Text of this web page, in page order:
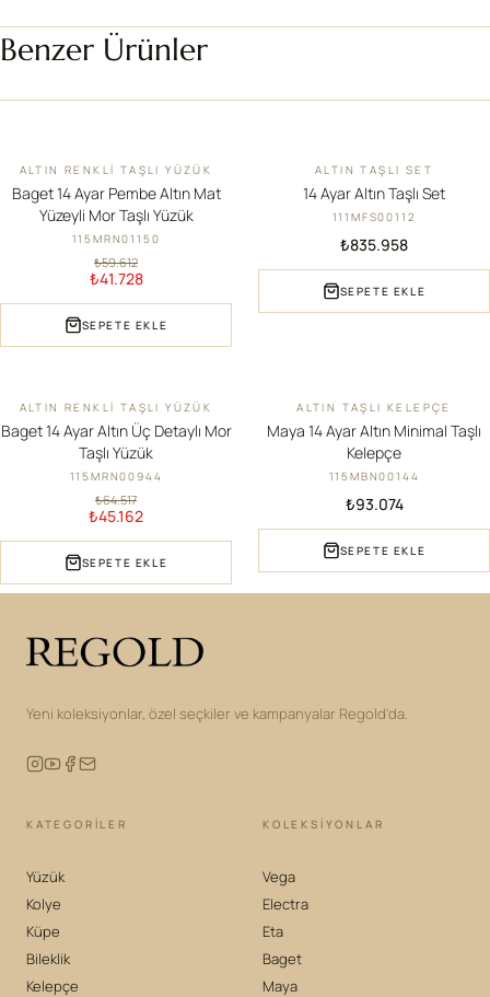
Benzer Ürünler
İNDIRIM
ALTIN RENKLI TAŞLI YÜZÜK
Baget 14 Ayar Pembe Altın Mat
Yüzeyli Mor Taşlı Yüzük
115MRN01150
₺59.612
₺41.728
SEPETE EKLE
ALTIN TAŞLI SET
14 Ayar Altın Taşlı Set
111MFS00112
₺835.958
SEPETE EKLE
İNDIRIM
ALTIN RENKLI TAŞLI YÜZÜK
Baget 14 Ayar Altın Üç Detaylı Mor
Taşlı Yüzük
115MRN00944
₺64.517
₺45.162
SEPETE EKLE
YENI
ALTIN TAŞLI KELEPÇE
Maya 14 Ayar Altın Minimal Taşlı
Kelepçe
115MBN00144
₺93.074
SEPETE EKLE
Yeni koleksiyonlar, özel seçkiler ve kampanyalar Regold'da.
KATEGORILER
Yüzük
Kolye
Küpe
Bileklik
Kelepçe
KOLEKSIYONLAR
Vega
Electra
Eta
Baget
Maya